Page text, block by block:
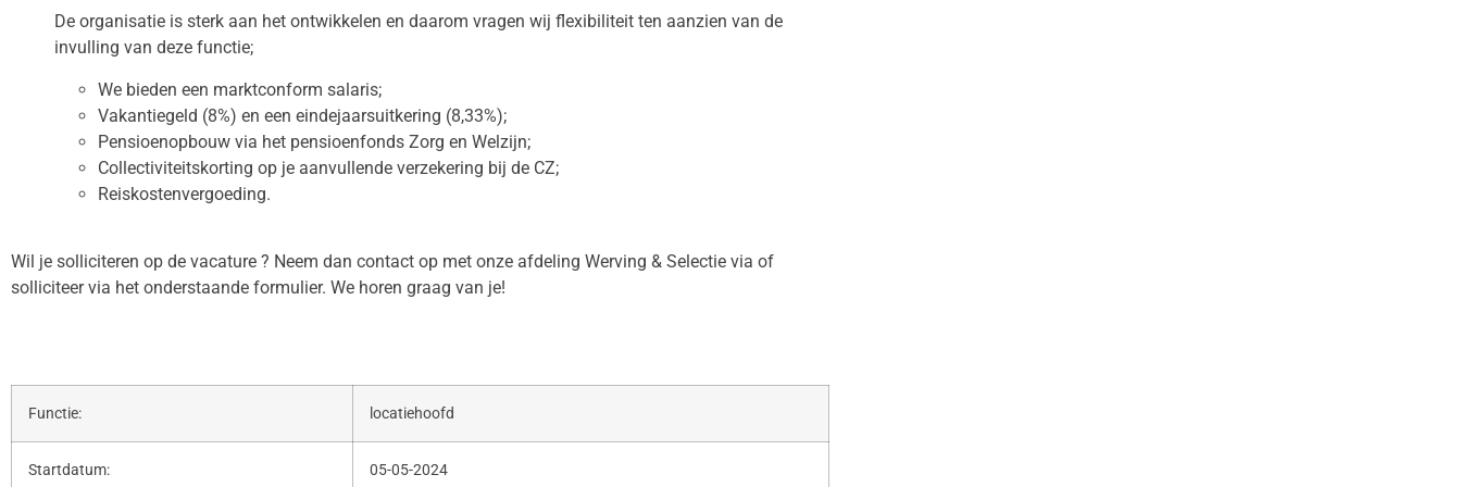
De organisatie is sterk aan het ontwikkelen en daarom vragen wij flexibiliteit ten aanzien van de
invulling van deze functie;
We bieden een marktconform salaris;
Vakantiegeld (8%) en een eindejaarsuitkering (8,33%);
Pensioenopbouw via het pensioenfonds Zorg en Welzijn;
Collectiviteitskorting op je aanvullende verzekering bij de CZ;
Reiskostenvergoeding.
Wil je solliciteren op de vacature ? Neem dan contact op met onze afdeling Werving & Selectie via of
solliciteer via het onderstaande formulier. We horen graag van je!
Functie: locatiehoofd
Startdatum: 05-05-2024